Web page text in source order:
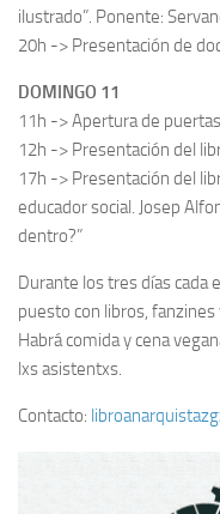
ilustrado”. Ponente:
20h -> Presentación de
DOMINGO 11
11h -> Apertura de puertas
12h -> Presentación del
17h -> Presentación del
educador social. Josep
dentro?”
Durante los tres días cada
puesto con libros, fanzines
Habrá comida y cena
lxs asistentxs.
Contacto: